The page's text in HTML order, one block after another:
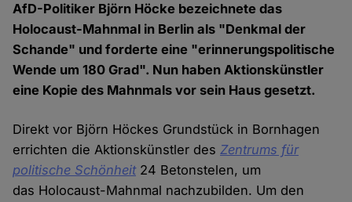
AfD-Politiker Björn Höcke bezeichnete das
Holocaust-Mahnmal in Berlin als "Denkmal der
Schande" und forderte eine "erinnerungspolitische
Wende um 180 Grad". Nun haben Aktionskünstler
eine Kopie des Mahnmals vor sein Haus gesetzt.
Direkt vor Björn Höckes Grundstück in Bornhagen
errichten die Aktionskünstler desZentrums für
politische Schönheit 24 Betonstelen, um
das Holocaust-Mahnmal nachzubilden. Um den